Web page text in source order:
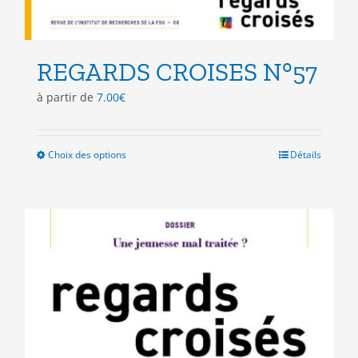
REGARDS CROISES N°57
à partir de 7.00€
Choix des optionsCe
variations.
Les
être
choisies
sur
Détails